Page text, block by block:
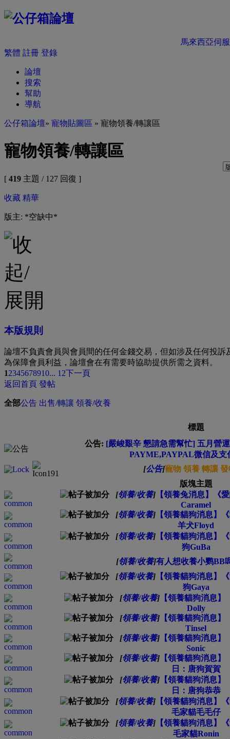
馬來西亞伺
繁體 註冊 登錄
論壇
搜索
幫助
導航
公仔箱論壇» 寵物貼圖區 » 寵物領養/轉讓區
寵物領養/轉讓區
[ 419 主題 / 127 回復 ]
收藏 精華
版主: *空缺中*
本版規則
論壇不負責會員與會員間的任何金錢交易，但如涉及任何投訴
為保障會員利益，論壇會在有需要時協助提供所需之資料。
12345678910... 12下一頁
返回首頁 發帖
全部公告 出售/轉讓 領養/收養
標題
公告: [嚴峻艱辛 懇請急需幫忙] 五月營
PAYME,PAYPAL微信及支
[公告]寵物 領養 轉讓
版塊主題
[領養/收養]【領養兔消息】《
Caramel
[領養/收養]【領養貓狗消息】
羊犬Floyd
[領養/收養]【領養貓狗消息】
狗GuBa
[領養/收養]有人想收養小鹦BB
[領養/收養]【領養貓狗消息】
狗Gaya
[領養/收養]【領養貓狗消息】
Dolly
[領養/收養]【領養貓狗消息】
Tinsel
[領養/收養]【領養貓狗消息】
Sonic
[領養/收養]【領養貓狗消息】
日：唐狗賀賀
[領養/收養]【領養貓狗消息】
日：唐狗恭恭
[領養/收養]【領養貓狗消息】
毛家貓毛毛仔
[領養/收養]【領養貓狗消息】
毛家貓Ronin